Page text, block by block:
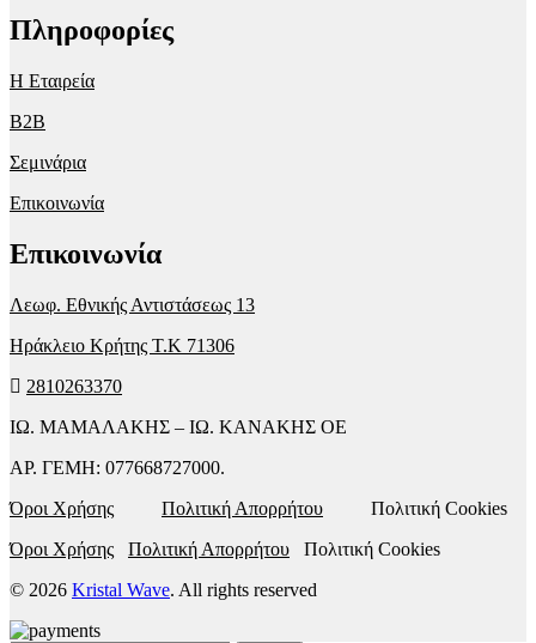
Πληροφορίες
Η Εταιρεία
B2B
Σεμινάρια
Επικοινωνία
Επικοινωνία
Λεωφ. Εθνικής Αντιστάσεως 13
Ηράκλειο Κρήτης T.K 71306
2810263370
ΙΩ. ΜΑΜΑΛΑΚΗΣ – ΙΩ. ΚΑΝΑΚΗΣ ΟΕ
ΑΡ. ΓΕΜΗ: 077668727000.
Όροι Χρήσης
Πολιτική Απορρήτου Πολιτική Cookies
Όροι Χρήσης
Πολιτική Απορρήτου Πολιτική Cookies
© 2026 Kristal Wave. All rights reserved